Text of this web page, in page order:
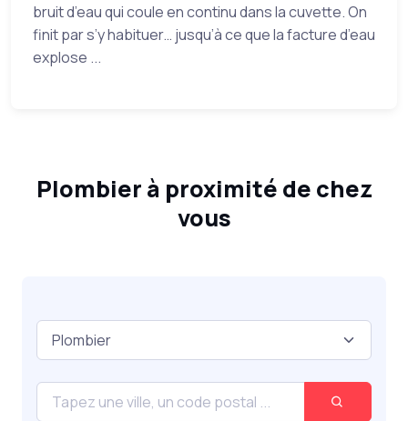
bruit d’eau qui coule en continu dans la cuvette. On
finit par s’y habituer… jusqu’à ce que la facture d’eau
explose ...
Plombier à proximité de chez
vous